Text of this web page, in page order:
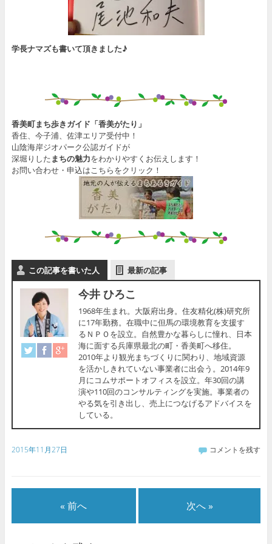
学長ナマズも書いて頂きました♪
香美町まち歩きガイド「香美がたり」
香住、今子浦、佐津エリア受付中！
山陰海岸ジオパーク公認ガイドが
深堀りしたまちの魅力をわかりやすくお伝えします！
お問い合わせ・申込はこちらをクリック！
この記事を書いた人 最新の記事
今井 ひろこ
1968年生まれ。大阪府出身。住友精化(株)研究所
に17年勤務。在職中に但馬の環境教育を支援す
るＮＰＯを設立。自然豊かな暮らしに憧れ、日本
海に面する兵庫県最北の町・香美町へ移住。
2010年より観光まちづくりに関わり、地域資源
を活かしきれていない事業者に出会う。2014年9
月にコムサポートオフィスを設立。年30回の講
演や110回のコンサルティングを実施。事業者の
やる気を引き出し、売上につなげるアドバイスを
している。
2015年11月27日 コメントを残す
« 前へ 次へ »